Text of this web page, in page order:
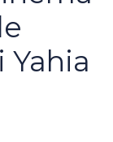
Yahia